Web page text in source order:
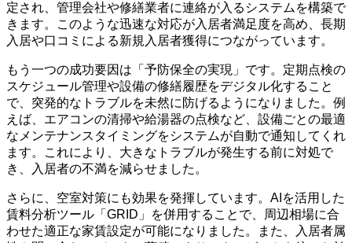
定され、管理会社や修繕業者に連絡が入るシステムを構築で
きます。このような迅速な対応が入居者満足度を高め、長期
入居や口コミによる新規入居者獲得につながっています。
もう一つの成功要因は「予防保全の実現」です。定期点検の
スケジュール管理や設備の修繕履歴をデジタル化すること
で、突発的なトラブルを未然に防げるようになりました。例
えば、エアコンの清掃や給湯器の点検など、設備ごとの最適
なメンテナンスタイミングをシステムが自動で通知してくれ
ます。これにより、大きなトラブルが発生する前に対処で
き、入居者の不満を減らせました。
さらに、空室対策にも効果を発揮しています。AIを活用した
賃料分析ツール「GRID」を併用することで、周辺相場に合
わせた適正な家賃設定が可能になりました。また、入居者属